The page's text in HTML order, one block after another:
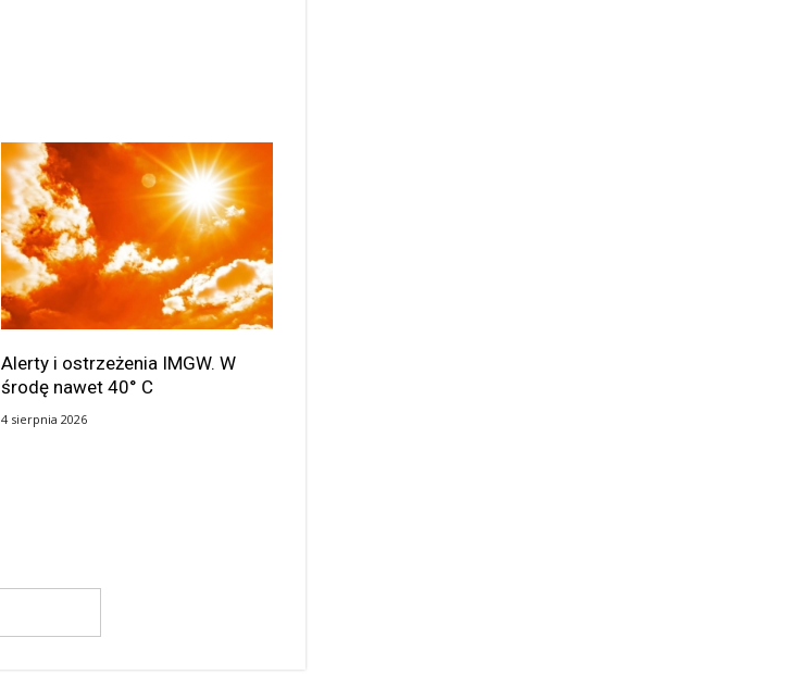
Alerty i ostrzeżenia IMGW. W
środę nawet 40° C
4 sierpnia 2026